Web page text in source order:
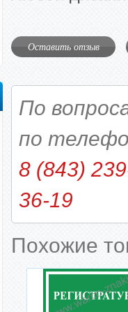
Оставить отзыв
По
по
8 (843)
36-19
Похожие